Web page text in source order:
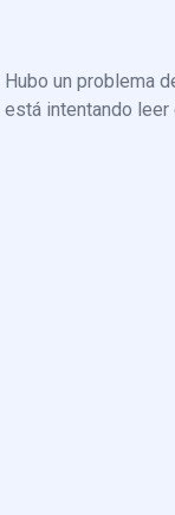
Hubo un problema
está intentando leer